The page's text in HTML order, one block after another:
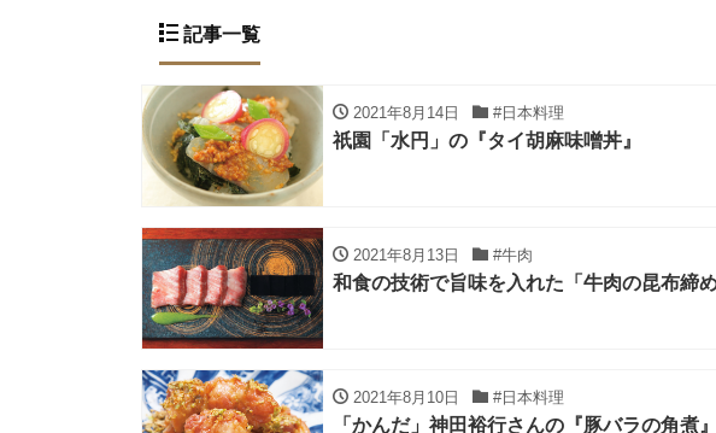
記事一覧
2021年8月14日 #日本料理
祇園「水円」の『タイ胡麻味噌丼』
2021年8月13日 #牛肉
和食の技術で旨味を入れた「牛肉の昆布締め
2021年8月10日 #日本料理
「かんだ」神田裕行さんの『豚バラの角煮